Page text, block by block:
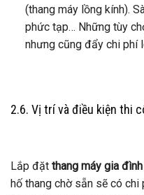
(thang máy lồng kính).
phức tạp… Những tùy
nhưng cũng đẩy chi phí
2.6. Vị trí và điều kiện thi
Lắp đặt thang máy gia
hố thang chờ sẵn sẽ có